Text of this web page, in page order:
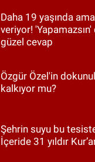
Daha 19 yaşında
veriyor!
güzel cevap
Özgür Özel'in
kalkıyor mu?
Şehrin suyu bu
İçeride 31 yıldır